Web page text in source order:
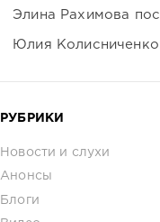
Элина Рахимова
Юлия
РУБРИКИ
Новости и слухи
Анонсы
Блоги